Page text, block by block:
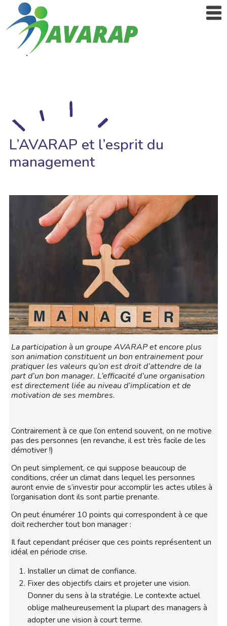
L’AVARAP et l’esprit du
management
La participation à un groupe AVARAP et encore plus
son animation constituent un bon entrainement pour
pratiquer les valeurs qu’on est droit d’attendre de la
part d’un bon manager. L’efficacité d’une organisation
est directement liée au niveau d’implication et de
motivation de ses membres.
Contrairement à ce que l’on entend souvent, on ne motive
pas des personnes (en revanche, il est très facile de les
démotiver !)
On peut simplement, ce qui suppose beaucoup de
conditions, créer un climat dans lequel les personnes
auront envie de s’investir pour accomplir les actes utiles à
l’organisation dont ils sont partie prenante.
On peut énumérer 10 points qui correspondent à ce que
doit rechercher tout bon manager :
Il faut cependant préciser que ces points représentent un
idéal en période crise.
Installer un climat de confiance.
Fixer des objectifs clairs et projeter une vision.
Donner du sens à la stratégie. Le contexte actuel
oblige malheureusement la plupart des managers à
adopter une vision à court terme.